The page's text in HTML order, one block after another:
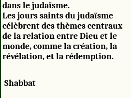
dans le judaïsme.
Les jours saints du judaïsme
célèbrent des thèmes centraux
de la relation entre Dieu et le
monde, comme la création, la
révélation, et la rédemption.
Shabbat